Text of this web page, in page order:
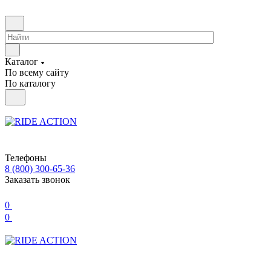
Каталог
По всему сайту
По каталогу
Телефоны
8 (800) 300-65-36
Заказать звонок
0
0